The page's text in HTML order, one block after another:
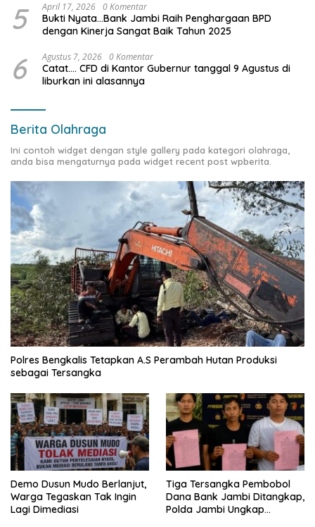
5 April 17, 2026 0 Komentar
Bukti Nyata…Bank Jambi Raih Penghargaan BPD
dengan Kinerja Sangat Baik Tahun 2025
6 Agustus 7, 2026 0 Komentar
Catat…. CFD di Kantor Gubernur tanggal 9 Agustus di
liburkan ini alasannya
Berita Olahraga
Ini contoh widget dengan style gallery pada kategori olahraga,
anda bisa mengaturnya pada widget recent post wpberita.
Polres Bengkalis Tetapkan A.S Perambah Hutan Produksi
sebagai Tersangka
Demo Dusun Mudo Berlanjut,
Warga Tegaskan Tak Ingin
Lagi Dimediasi
Tiga Tersangka Pembobol
Dana Bank Jambi Ditangkap,
Polda Jambi Ungkap